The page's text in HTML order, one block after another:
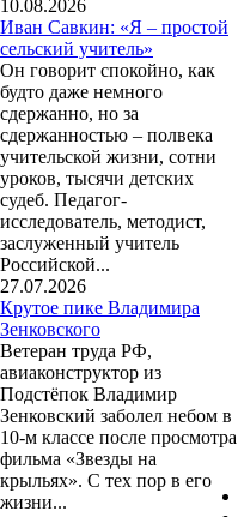
10.08.2026
Иван Савкин: «Я – простой
сельский учитель»
Он говорит спокойно, как
будто даже немного
сдержанно, но за
сдержанностью – полвека
учительской жизни, сотни
уроков, тысячи детских
судеб. Педагог-
исследователь, методист,
заслуженный учитель
Российской...
27.07.2026
Крутое пике Владимира
Зенковского
Ветеран труда РФ,
авиаконструктор из
Подстёпок Владимир
Зенковский заболел небом в
10-м классе после просмотра
фильма «Звезды на
крыльях». С тех пор в его
жизни...